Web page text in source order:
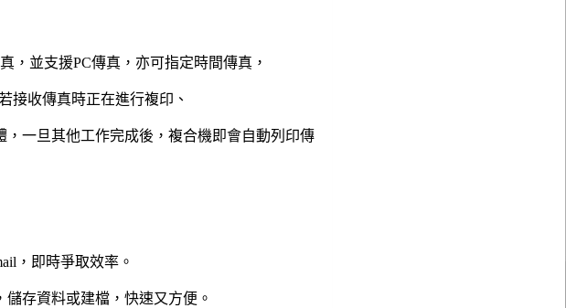
，並支援PC傳真，亦可指定時間傳真，
接收傳真時正在進行複印、
一旦其他工作完成後，複合機即會自動列印傳
，即時爭取效率。
存資料或建檔，快速又方便。